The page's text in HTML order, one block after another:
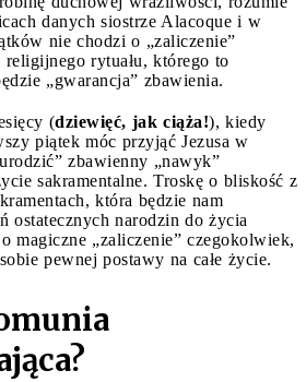
danych siostrze Alacoque i w
nie chodzi o „zaliczenie”
rytuału, którego to
„gwarancja” zbawienia.
(dziewięć, jak ciąża!), kiedy
piątek móc przyjąć Jezusa w
zbawienny „nawyk”
sakramentalne. Troskę o bliskość z
która będzie nam
ostatecznych narodzin do życia
magiczne „zaliczenie” czegokolwiek,
pewnej postawy na całe życie.